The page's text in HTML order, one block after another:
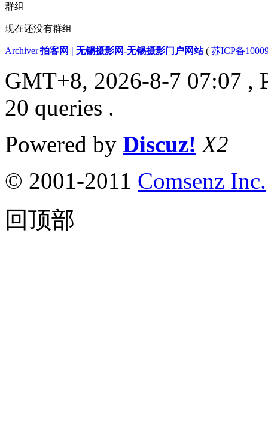
群组
现在还没有群组
Archiver|拍客网 | 无锡摄影网-无锡摄影门户网站( 苏ICP备
GMT+8, 2026-8-7 07:07 ,
20 queries .
Powered by Discuz! X2
© 2001-2011 Comsenz Inc.
回顶部